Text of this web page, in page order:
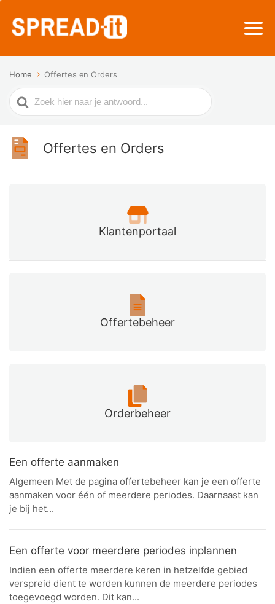
Home Offertes en Orders
Zoek
naar
Offertes en Orders
Klantenportaal
Offertebeheer
Orderbeheer
Een offerte aanmaken
Algemeen Met de pagina offertebeheer kan je een offerte
aanmaken voor één of meerdere periodes. Daarnaast kan
je bij het...
Een offerte voor meerdere periodes inplannen
Indien een offerte meerdere keren in hetzelfde gebied
verspreid dient te worden kunnen de meerdere periodes
toegevoegd worden. Dit kan...